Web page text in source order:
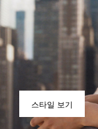
스타일 보기